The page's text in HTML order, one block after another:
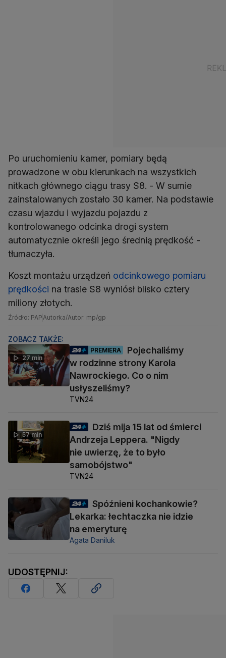
Po uruchomieniu kamer, pomiary będą
prowadzone w obu kierunkach na wszystkich
nitkach głównego ciągu trasy S8. - W sumie
zainstalowanych zostało 30 kamer. Na podstawie
czasu wjazdu i wyjazdu pojazdu z
kontrolowanego odcinka drogi system
automatycznie określi jego średnią prędkość -
tłumaczyła.
Koszt montażu urządzeń odcinkowego pomiaru
prędkości na trasie S8 wyniósł blisko cztery
miliony złotych.
Źródło: PAPAutorka/Autor: mp/gp
ZOBACZ TAKŻE:
27 min
PREMIERA
Pojechaliśmy
w rodzinne strony Karola
Nawrockiego. Co o nim
usłyszeliśmy?
TVN24
57 min
Dziś mija 15 lat od śmierci
Andrzeja Leppera. "Nigdy
nie uwierzę, że to było
samobójstwo"
TVN24
Spóźnieni kochankowie?
Lekarka: łechtaczka nie idzie
na emeryturę
Agata Daniluk
UDOSTĘPNIJ: